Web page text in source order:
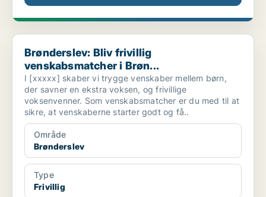
Brønderslev: Bliv frivillig venskabsmatcher i Brøn...
Brønderslev: Bliv frivillig
venskabsmatcher i Brøn...
I [xxxxx] skaber vi trygge venskaber mellem børn,
der savner en ekstra voksen, og frivillige
voksenvenner. Som venskabsmatcher er du med til at
sikre, at venskaberne starter godt og få..
Område
Brønderslev
Type
Frivillig